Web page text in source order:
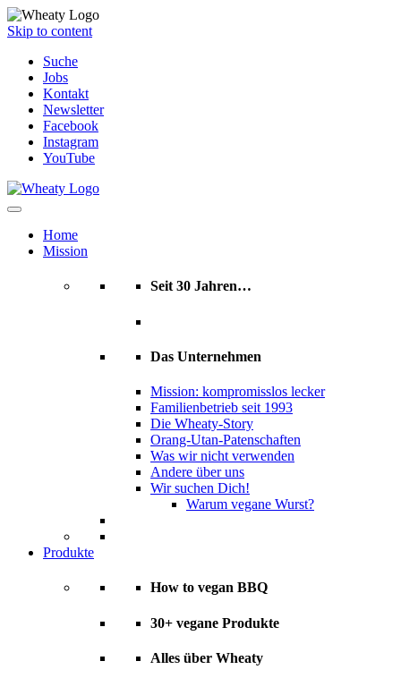
Skip to content
Suche
Jobs
Kontakt
Newsletter
Facebook
Instagram
YouTube
Home
Mission
Seit 30 Jahren…
Das Unternehmen
Mission: kompromisslos lecker
Familienbetrieb seit 1993
Die Wheaty-Story
Orang-Utan-Patenschaften
Was wir nicht verwenden
Andere über uns
Wir suchen Dich!
Warum vegane Wurst?
Produkte
How to vegan BBQ
30+ vegane Produkte
Alles über Wheaty